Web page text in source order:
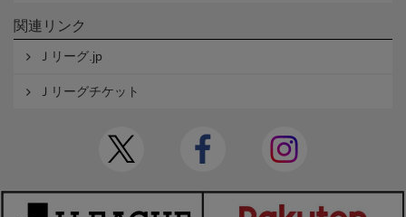
関連リンク
Ｊリーグ.jp
Ｊリーグチケット